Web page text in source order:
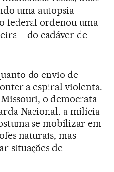
uma autopsia
federal ordenou uma
– do cadáver de
do envio de
a espiral violenta.
o democrata
Nacional, a milícia
se mobilizar em
naturais, mas
situações de